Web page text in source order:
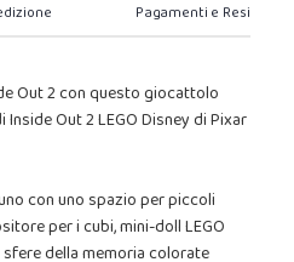
Pagamenti e Resi
Out 2 con questo giocattolo
Out 2 LEGO Disney di Pixar
con uno spazio per piccoli
per i cubi, mini-doll LEGO
sfere della memoria colorate